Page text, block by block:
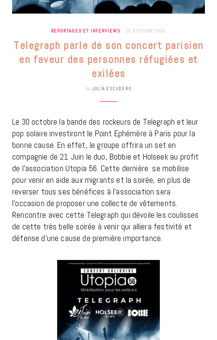
REPORTAGES ET INTERVIEWS 21 OCTOBRE 2021
Telegraph parle de son concert parisien
en faveur des personnes réfugiées et
exilées
by JULIA ESCUDERO
Le 30 octobre la bande des rockeurs de Telegraph et leur
pop solaire investiront le Point Ephémère à Paris pour la
bonne cause. En effet, le groupe offrira un set en
compagnie de 21 Juin le duo, Bobbie et Holseek au profit
de l’association Utopia 56. Cette dernière se mobilise
pour venir en aide aux migrants et la soirée, en plus de
reverser tous ses bénéfices à l’association sera
l’occasion de proposer une collecte de vêtements.
Rencontre avec cette Telegraph qui dévoile les coulisses
de cette très belle soirée à venir qui alliera festivité et
défense d’une cause de première importance.